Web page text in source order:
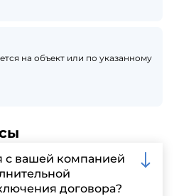
на объект или по указанному
с вашей компанией
договора?